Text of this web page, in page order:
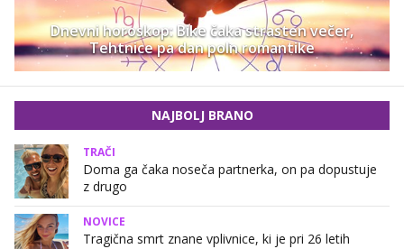
Dnevni horoskop: Bike čaka strasten večer,
Tehtnice pa dan poln romantike
NAJBOLJ BRANO
TRAČI
Doma ga čaka noseča partnerka, on pa dopustuje
z drugo
NOVICE
Tragična smrt znane vplivnice, ki je pri 26 letih